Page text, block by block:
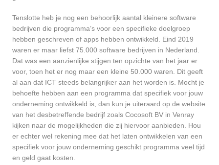
Tenslotte heb je nog een behoorlijk aantal kleinere software
bedrijven die programma’s voor een specifieke doelgroep
hebben geschreven of apps hebben ontwikkeld. Eind 2019
waren er maar liefst 75.000 software bedrijven in Nederland.
Dat was een aanzienlijke stijgen ten opzichte van het jaar er
voor, toen het er nog maar een kleine 50.000 waren. Dit geeft
al aan dat ICT steeds belangrijker aan het worden is. Mocht je
behoefte hebben aan een programma dat specifiek voor jouw
onderneming ontwikkeld is, dan kun je uiteraard op de website
van het desbetreffende bedrijf zoals Cocosoft BV in Venray
kijken naar de mogelijkheden die zij hiervoor aanbieden. Hou
er echter wel rekening mee dat het laten ontwikkelen van een
specifiek voor jouw onderneming geschikt programma veel tijd
en geld gaat kosten.